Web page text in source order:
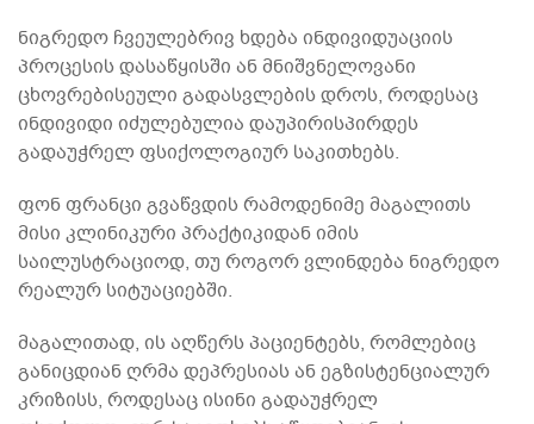
ნიგრედო ჩვეულებრივ ხდება ინდივიდუაციის
პროცესის დასაწყისში ან მნიშვნელოვანი
ცხოვრებისეული გადასვლების დროს, როდესაც
ინდივიდი იძულებულია დაუპირისპირდეს
გადაუჭრელ ფსიქოლოგიურ საკითხებს.
ფონ ფრანცი გვაწვდის რამოდენიმე მაგალითს
მისი კლინიკური პრაქტიკიდან იმის
საილუსტრაციოდ, თუ როგორ ვლინდება ნიგრედო
რეალურ სიტუაციებში.
მაგალითად, ის აღწერს პაციენტებს, რომლებიც
განიცდიან ღრმა დეპრესიას ან ეგზისტენციალურ
კრიზისს, როდესაც ისინი გადაუჭრელ